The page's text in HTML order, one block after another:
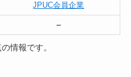
JPUC会員企業
–
情報です。